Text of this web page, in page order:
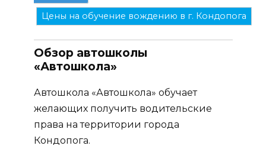
Цены на обучение вождению в г. Кондопога
Обзор автошколы
«Автошкола»
Автошкола «Автошкола» обучает
желающих получить водительские
права на территории города
Кондопога.